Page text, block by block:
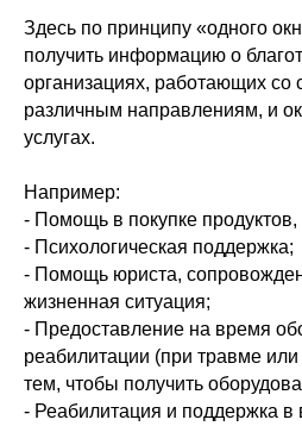
Здесь по принципу «одного
получить информацию о
организациях, работающих со
различным направлениям, и
услугах.
Например:
- Помощь в покупке продуктов,
- Психологическая поддержка;
- Помощь юриста,
жизненная ситуация;
- Предоставление на время
реабилитации (при травме
тем, чтобы получить
- Реабилитация и поддержка в